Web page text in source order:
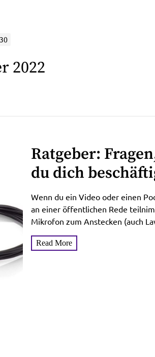
30
2022
Ratgeber:
du dich
solltest, bevor
Wenn du ein Video oder einen
an einer öffentlichen Rede
Mikrofon zum Anstecken (auch
genannt) eine großartige Option...
Read More